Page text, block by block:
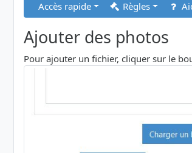
Accès rapide Règles
Ajouter des photos
Pour ajouter un fichier, cliquer sur le